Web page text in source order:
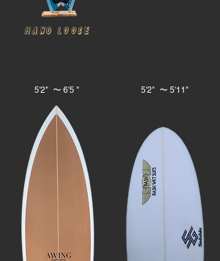
HANG Loose​
5'2" 〜 6'5 " 5'2" 〜 5'11"